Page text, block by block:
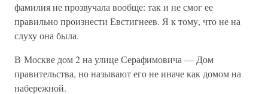
фамилия не прозвучала вообще: так и не смог ее
правильно произнести Евстигнеев. Я к тому, что не на
слуху она была.
В Москве дом 2 на улице Серафимовича — Дом
правительства, но называют его не иначе как домом на
набережной.